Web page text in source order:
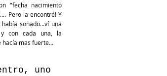
"fecha nacimiento
Pero la encontré! Y
soñado...ví una
con cada una, la
hacía mas fuerte...
uno